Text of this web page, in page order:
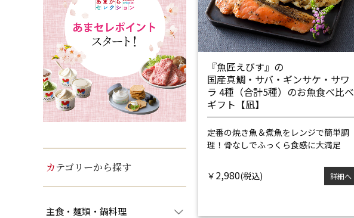
カテゴリーから探す
主食・麺類・鍋料理
『魚匠えびす』の
国産真鯛・サバ・ギンサケ・サワ
ラ 4種（合計5種）のお魚食べ比べ
ギフト【凪】
定番の焼き魚＆煮魚をレンジで簡単調
理！ 骨なしでふっくら食感に大満足
￥ 2,980 詳細へ